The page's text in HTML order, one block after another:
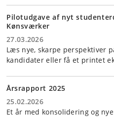
Pilotudgave af nyt
Kønsværker
27.03.2026
Læs nye, skarpe perspektiver
kandidater eller få et printet
Årsrapport 2025
25.02.2026
Et år med konsolidering og